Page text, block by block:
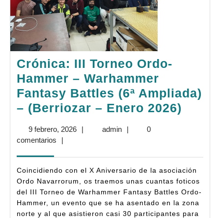
Crónica: III Torneo Ordo-
Hammer – Warhammer
Fantasy Battles (6ª Ampliada)
– (Berriozar – Enero 2026)
–
9 febrero, 20269
| adminadmin
|
0
comentarios
|
Coincidiendo con el X Aniversario de la asociación
Ordo Navarrorum, os traemos unas cuantas foticos
del III Torneo de Warhammer Fantasy Battles Ordo-
Hammer, un evento que se ha asentado en la zona
norte y al que asistieron casi 30 participantes para